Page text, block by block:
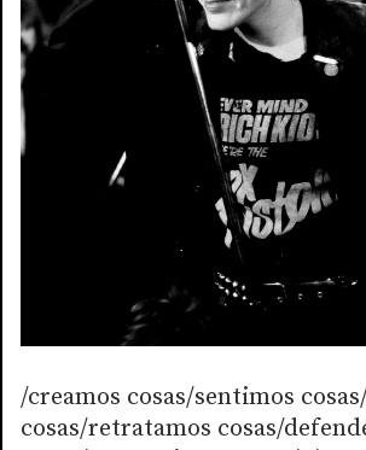
/creamos cosas/sentimos
cosas/retratamos cosas/